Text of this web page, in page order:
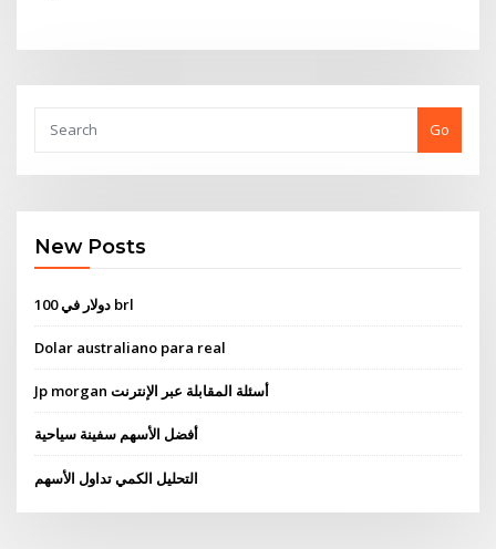
Go
New Posts
100 دولار في brl
Dolar australiano para real
Jp morgan أسئلة المقابلة عبر الإنترنت
أفضل الأسهم سفينة سياحية
التحليل الكمي تداول الأسهم